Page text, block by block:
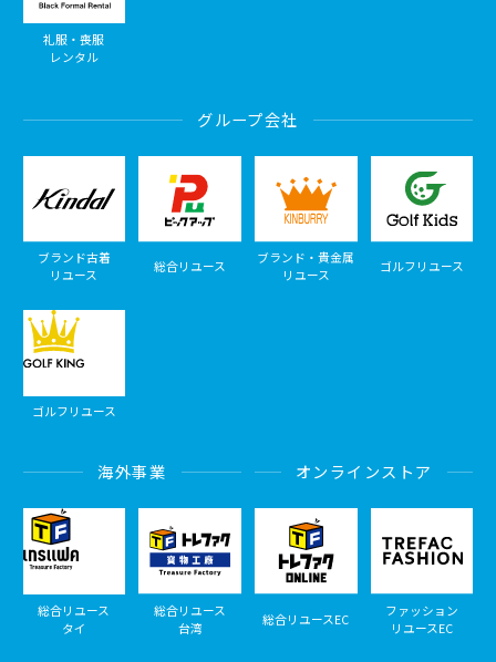
礼服・喪服
レンタル
グループ会社
ブランド古着
リユース
総合リユース
ブランド・貴金属
リユース
ゴルフリユース
ゴルフリユース
海外事業
総合リユース
タイ
総合リユース
台湾
オンラインストア
総合リユースEC
ファッション
リユースEC